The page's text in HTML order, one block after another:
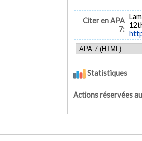
Citer en APA
7:
Statistiques
Actions réservées